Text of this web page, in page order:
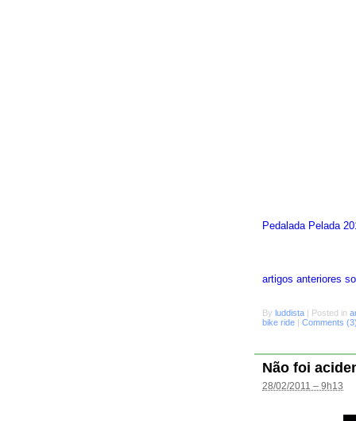
Pedalada Pelada
artigos anteriores
By luddista | Posted in
bike ride | Comments
Não foi
28/02/2011 – 9h13